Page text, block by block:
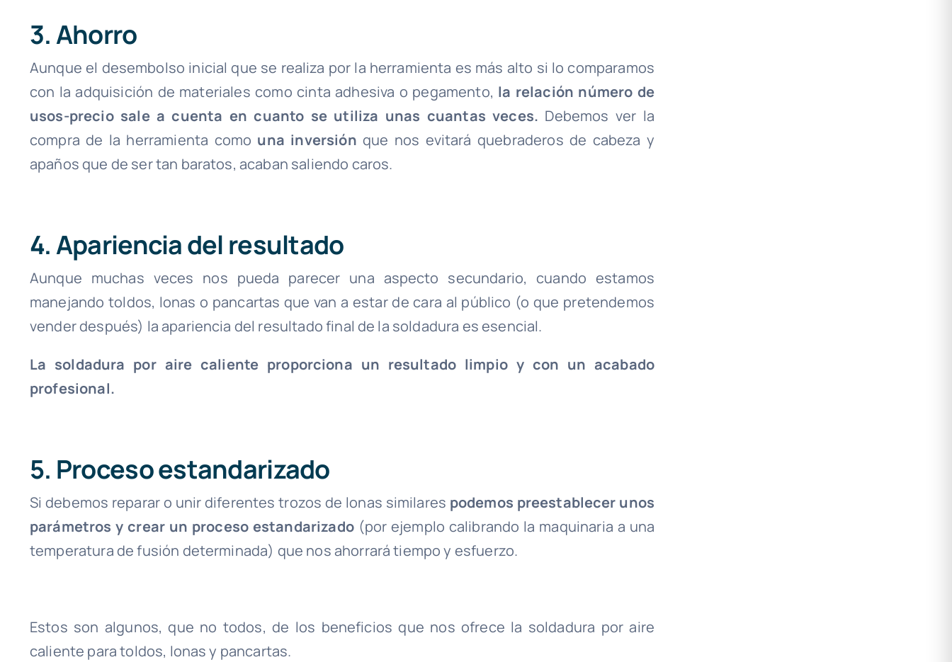
3. Ahorro
Aunque el desembolso inicial que se realiza por la herramienta es más alto si lo comparamos
con la adquisición de materiales como cinta adhesiva o pegamento, la relación número de
usos-precio sale a cuenta en cuanto se utiliza unas cuantas veces. Debemos ver la
compra de la herramienta como una inversión que nos evitará quebraderos de cabeza y
apaños que de ser tan baratos, acaban saliendo caros.
4. Apariencia del resultado
Aunque muchas veces nos pueda parecer una aspecto secundario, cuando estamos
manejando toldos, lonas o pancartas que van a estar de cara al público (o que pretendemos
vender después) la apariencia del resultado final de la soldadura es esencial.
La soldadura por aire caliente proporciona un resultado limpio y con un acabado
profesional.
5. Proceso estandarizado
Si debemos reparar o unir diferentes trozos de lonas similares podemos preestablecer unos
parámetros y crear un proceso estandarizado (por ejemplo calibrando la maquinaria a una
temperatura de fusión determinada) que nos ahorrará tiempo y esfuerzo.
Estos son algunos, que no todos, de los beneficios que nos ofrece la soldadura por aire
caliente para toldos, lonas y pancartas.